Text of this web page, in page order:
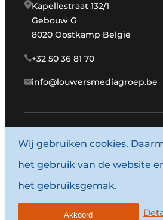
Kapellestraat 132/1
Gebouw G
8020 Oostkamp België
+32 50 36 81 70
info@louwersmediagroep.be
© 1987 - 2026
Algemene
Wij gebruiken cookies.
het gebruik van de website
het gebruiksgemak.
Akkoord